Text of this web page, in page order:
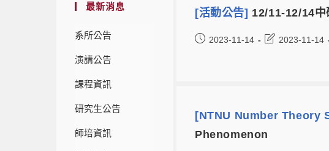
最新消息
系所公告
演講公告
課程資訊
研究生公告
師培資訊
[活動公告] 12/11-12/14中
2023-11-14 2023-11-14
[NTNU Number Theory
Phenomenon